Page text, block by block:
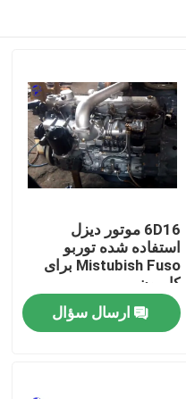
6D16 موتور دیزل
استفاده شده توربو
Mistubish Fuso برای
کامیون
ارسال سؤال